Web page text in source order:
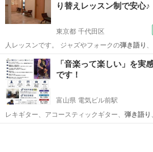
り替えレッスン制で安心
東京都 千代田区
人レッスンです。 ジャズやフォークの弾き語り
プ、歌謡曲、演歌…
東京 千代田区 ギター
「音楽って楽しい」を実
です！
富山県 電気ビル前駅
レキギター、アコースティックギター、 弾き語り
アレンジなど…。 …